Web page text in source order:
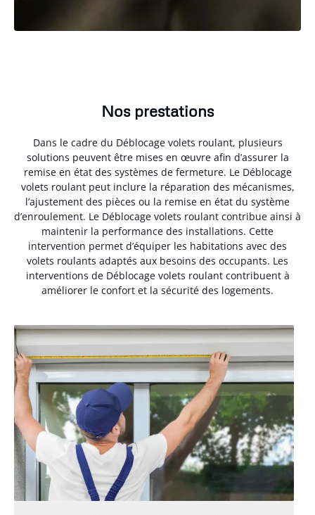
Nos prestations
Dans le cadre du Déblocage volets roulant, plusieurs
solutions peuvent être mises en œuvre afin d’assurer la
remise en état des systèmes de fermeture. Le Déblocage
volets roulant peut inclure la réparation des mécanismes,
l’ajustement des pièces ou la remise en état du système
d’enroulement. Le Déblocage volets roulant contribue ainsi à
maintenir la performance des installations. Cette
intervention permet d’équiper les habitations avec des
volets roulants adaptés aux besoins des occupants. Les
interventions de Déblocage volets roulant contribuent à
améliorer le confort et la sécurité des logements.